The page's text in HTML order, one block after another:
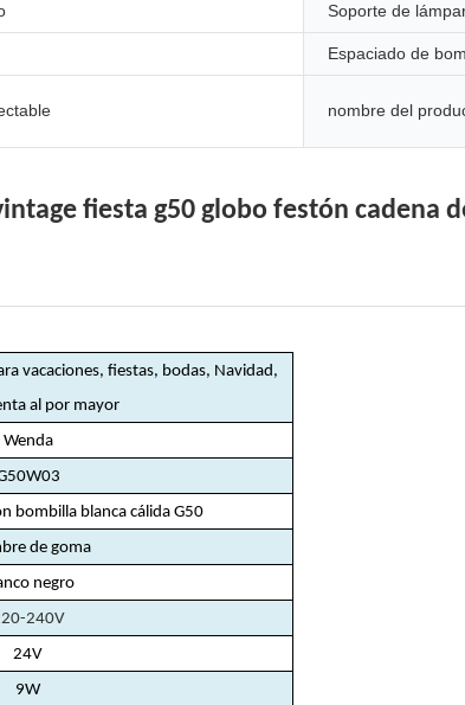
Soporte de
Espaciado de
nombre del
fiesta g50 globo festón cadena
vacaciones, fiestas, bodas, Navidad,
al por mayor
Wenda
bombilla blanca cálida G50
de goma
negro
240V
24V
9W